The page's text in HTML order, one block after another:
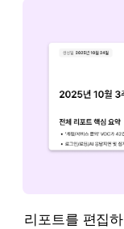
리포트를 편집